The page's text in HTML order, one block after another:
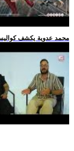
.. محمد عدوية يكشف